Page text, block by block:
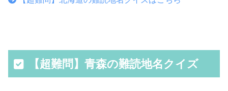
【超難問】青森の難読地名クイズ